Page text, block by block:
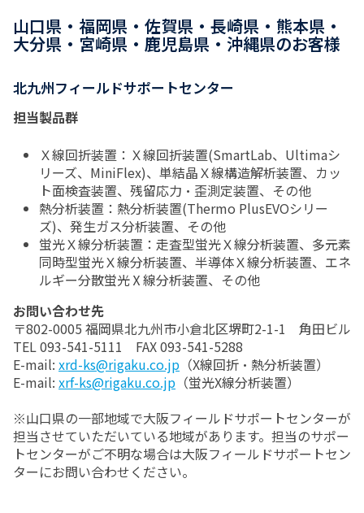
山口県・福岡県・佐賀県・長崎県・熊本県・
大分県・宮崎県・鹿児島県・沖縄県のお客様
北九州フィールドサポートセンター
担当製品群
Ｘ線回折装置：Ｘ線回折装置(SmartLab、Ultimaシ
リーズ、MiniFlex)、単結晶Ｘ線構造解析装置、カッ
ト面検査装置、残留応力・歪測定装置、その他
熱分析装置：熱分析装置(Thermo PlusEVOシリー
ズ)、発生ガス分析装置、その他
蛍光Ｘ線分析装置：走査型蛍光Ｘ線分析装置、多元素
同時型蛍光Ｘ線分析装置、半導体Ｘ線分析装置、エネ
ルギー分散蛍光Ⅹ線分析装置、その他
お問い合わせ先
〒802-0005 福岡県北九州市小倉北区堺町2-1-1 角田ビル
TEL 093-541-5111 FAX 093-541-5288
E-mail: xrd-ks@rigaku.co.jp （X線回折・熱分析装置）
E-mail: xrf-ks@rigaku.co.jp （蛍光X線分析装置）
※山口県の一部地域で大阪フィールドサポートセンターが
担当させていただいている地域があります。担当のサポー
トセンターがご不明な場合は大阪フィールドサポートセン
ターにお問い合わせください。